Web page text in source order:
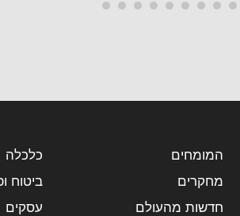
המומחים
מחקרים
חדשות מהעולם
כלכלה
ביטוח
עסקים